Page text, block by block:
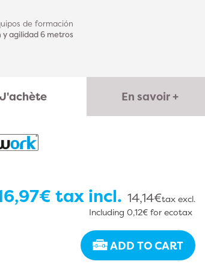
de formación
agilidad 6 metros
J'achète En savoir +
tax incl. 14,14€tax excl.
Including0,12€ for ecotax
ADD TO CART